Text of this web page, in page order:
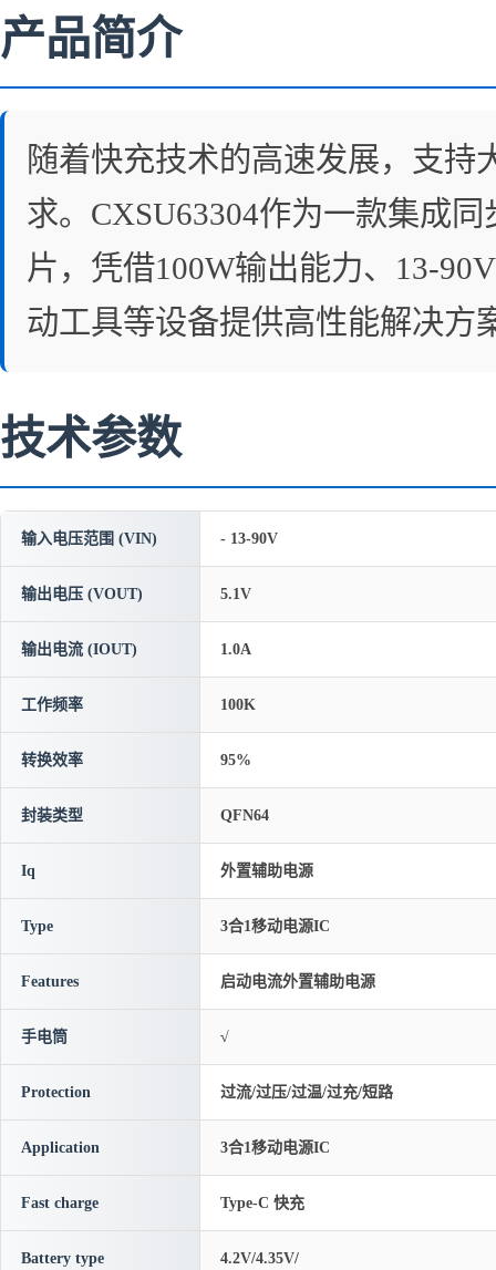
产品简介
随着快充技术的高速发展，支
求。CXSU63304作为一款集成
片，凭借100W输出能力、13-
动工具等设备提供高性能解决方
技术参数
输入电压范围 (VIN) - 13-90V
输出电压 (VOUT) 5.1V
输出电流 (IOUT) 1.0A
工作频率 100K
转换效率 95%
封装类型 QFN64
Iq 外置辅助电源
Type 3合1移动电源IC
Features 启动电流外置辅助电源
手电筒 √
Protection 过流/过压/过温/过充/短路
Application 3合1移动电源IC
Fast charge Type-C 快充
Battery type 4.2V/4.35V/